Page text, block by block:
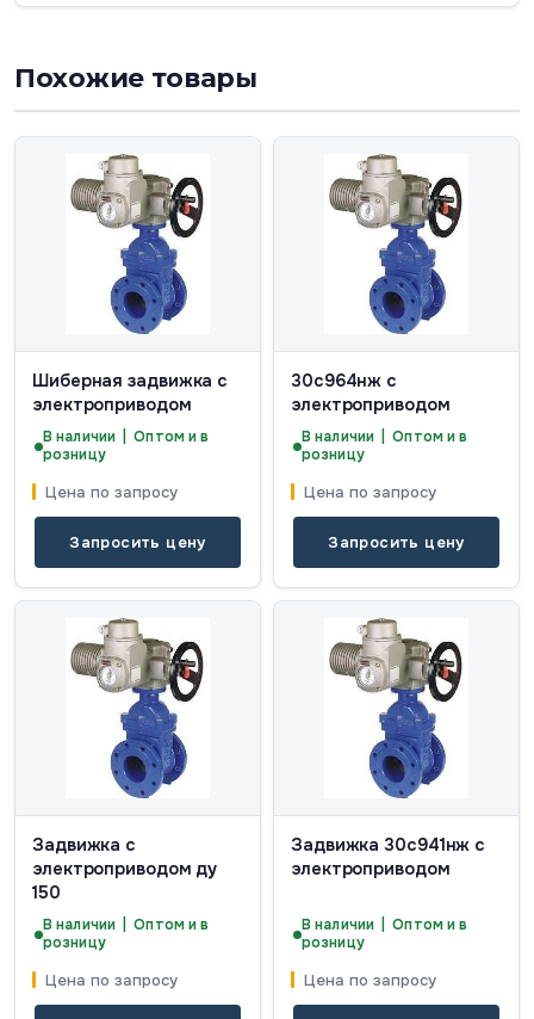
Похожие товары
Шиберная задвижка с
электроприводом
В наличии | Оптом и в
розницу
Цена по запросу
Запросить цену
30с964нж с
электроприводом
В наличии | Оптом и в
розницу
Цена по запросу
Запросить цену
Задвижка с
электроприводом ду
150
В наличии | Оптом и в
розницу
Цена по запросу
Задвижка 30с941нж с
электроприводом
В наличии | Оптом и в
розницу
Цена по запросу